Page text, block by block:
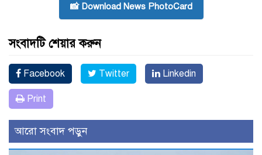
📸 Download News PhotoCard
সংবাদটি শেয়ার করুন
Facebook Twitter Linkedin
Print
আরো সংবাদ পড়ুন